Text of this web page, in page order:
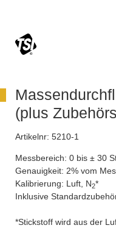
(plus
Artikelnr: 5210-1
Messbereich: 0 bis ± 30
Genauigkeit: 2% vom
Kalibrierung: Luft, N2*
Inklusive
*Stickstoff wird aus der